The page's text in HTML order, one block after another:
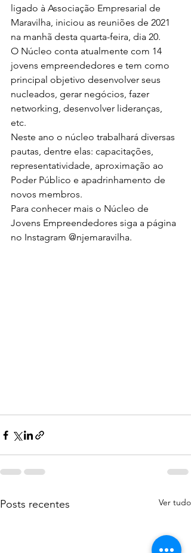
ligado à Associação Empresarial de
Maravilha, iniciou as reuniões de 2021
na manhã desta quarta-feira, dia 20.
O Núcleo conta atualmente com 14
jovens empreendedores e tem como
principal objetivo desenvolver seus
nucleados, gerar negócios, fazer
networking, desenvolver lideranças,
etc.
Neste ano o núcleo trabalhará diversas
pautas, dentre elas: capacitações,
representatividade, aproximação ao
Poder Público e apadrinhamento de
novos membros.
Para conhecer mais o Núcleo de
Jovens Empreendedores siga a página
no Instagram @njemaravilha.
Posts recentes Ver tudo